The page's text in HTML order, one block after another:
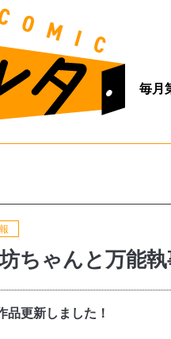
毎月
坊ちゃんと万能
品更新しました！